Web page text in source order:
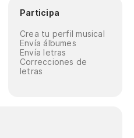
Participa
Crea tu perfil musical
Envía álbumes
Envía letras
Correcciones de
letras